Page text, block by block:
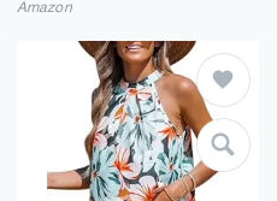
Amazon